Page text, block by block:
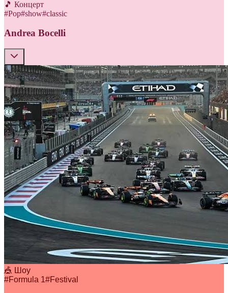
🎵 Концерт
#Pop#show#classic
Andrea Bocelli
🎪 Шоу
#Formula 1#Festival